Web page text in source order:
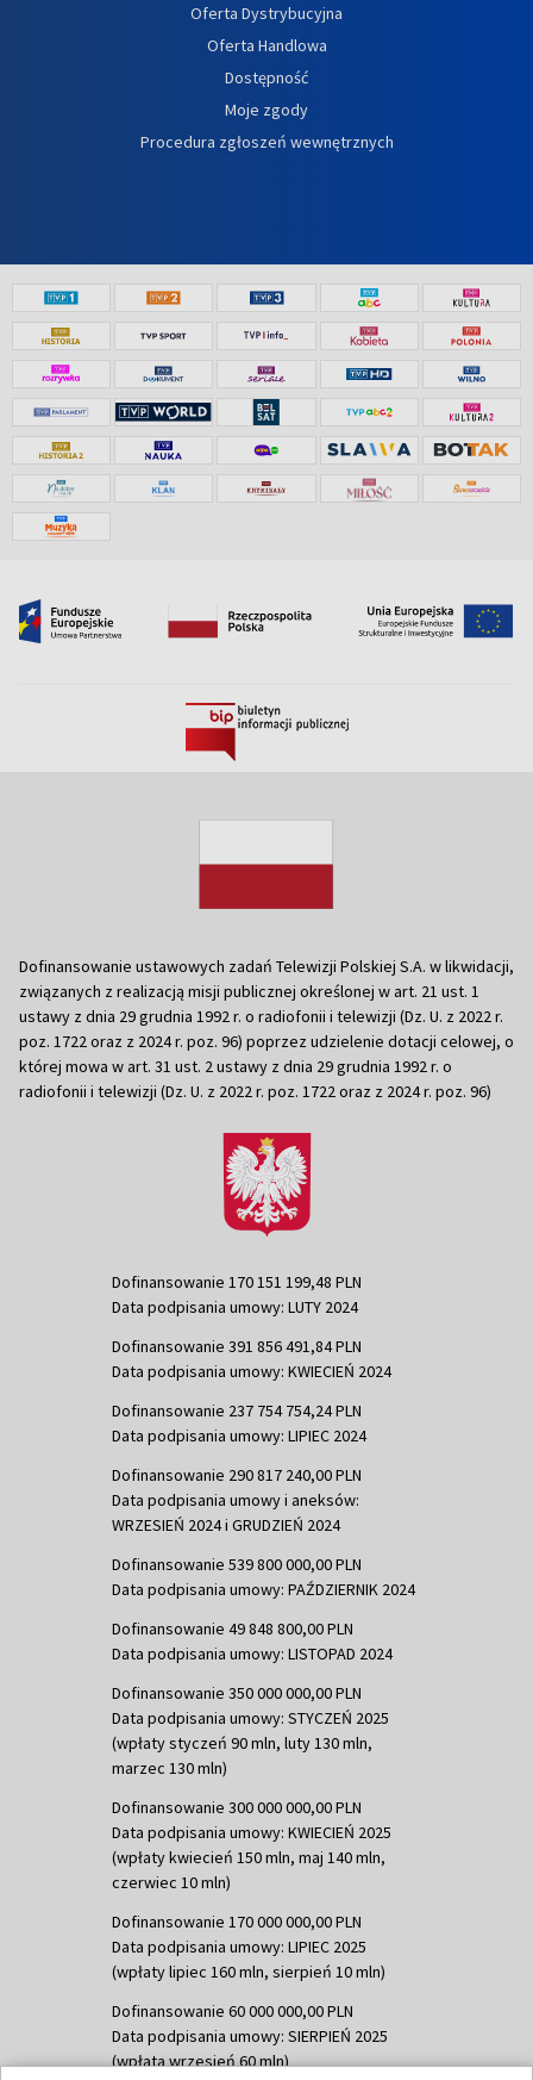
Oferta Dystrybucyjna
Oferta Handlowa
Dostępność
Moje zgody
Procedura zgłoszeń wewnętrznych
Dofinansowanie ustawowych zadań Telewizji Polskiej S.A. w likwidacji,
związanych z realizacją misji publicznej określonej w art. 21 ust. 1
ustawy z dnia 29 grudnia 1992 r. o radiofonii i telewizji (Dz. U. z 2022 r.
poz. 1722 oraz z 2024 r. poz. 96) poprzez udzielenie dotacji celowej, o
której mowa w art. 31 ust. 2 ustawy z dnia 29 grudnia 1992 r. o
radiofonii i telewizji (Dz. U. z 2022 r. poz. 1722 oraz z 2024 r. poz. 96)
Dofinansowanie 170 151 199,48 PLN
Data podpisania umowy: LUTY 2024
Dofinansowanie 391 856 491,84 PLN
Data podpisania umowy: KWIECIEŃ 2024
Dofinansowanie 237 754 754,24 PLN
Data podpisania umowy: LIPIEC 2024
Dofinansowanie 290 817 240,00 PLN
Data podpisania umowy i aneksów:
WRZESIEŃ 2024 i GRUDZIEŃ 2024
Dofinansowanie 539 800 000,00 PLN
Data podpisania umowy: PAŹDZIERNIK 2024
Dofinansowanie 49 848 800,00 PLN
Data podpisania umowy: LISTOPAD 2024
Dofinansowanie 350 000 000,00 PLN
Data podpisania umowy: STYCZEŃ 2025
(wpłaty styczeń 90 mln, luty 130 mln,
marzec 130 mln)
Dofinansowanie 300 000 000,00 PLN
Data podpisania umowy: KWIECIEŃ 2025
(wpłaty kwiecień 150 mln, maj 140 mln,
czerwiec 10 mln)
Dofinansowanie 170 000 000,00 PLN
Data podpisania umowy: LIPIEC 2025
(wpłaty lipiec 160 mln, sierpień 10 mln)
Dofinansowanie 60 000 000,00 PLN
Data podpisania umowy: SIERPIEŃ 2025
(wpłata wrzesień 60 mln)